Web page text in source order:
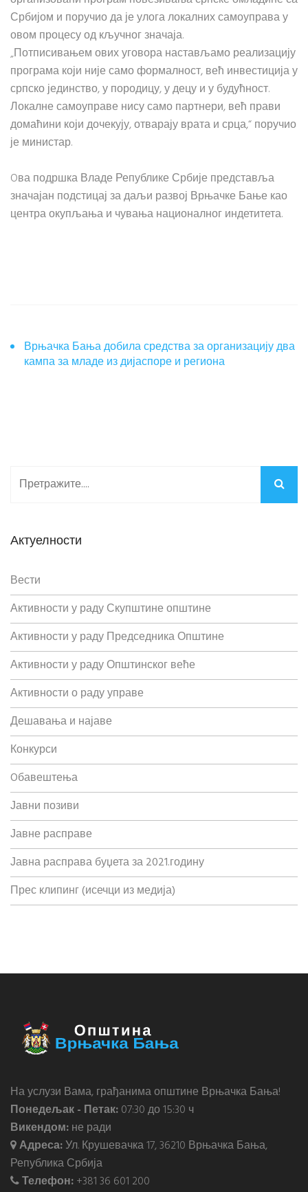
Србијом и поручио да је улога локалних самоуправа у
овом процесу од кључног значаја.
„Потписивањем ових уговора настављамо реализацију
програма који није само формалност, већ инвестиција у
српско јединство, у породицу, у децу и у будућност.
Локалне самоуправе нису само партнери, већ прави
домаћини који дочекују, отварају врата и срца,“ поручио
је министар.
Oва подршка Владе Републике Србије представља
значајан подстицај за даљи развој Врњачке Бање као
центра окупљања и чувања националног индетитета.
Врњачка Бања добила средства за организацију два
кампа за младе из дијаспоре и региона
Актуелности
Вести
Активности у раду Скупштине општине
Активности у раду Председника Општине
Активности у раду Општинског веће
Активности о раду управе
Дешавања и најаве
Конкурси
Oбавештења
Јавни позиви
Јавне расправе
Јавна расправа буџета за 2021.годину
Прес клипинг (исечци из медија)
На услузи Вама, грађанима општине Врњачка Бања!
Понедељак - Петак:07:30 до 15:30 ч
Викендом:не ради
Адреса:Ул. Крушевачка 17, 36210 Врњачка Бања,
Република Србија
Телефон:+381 36 601 200